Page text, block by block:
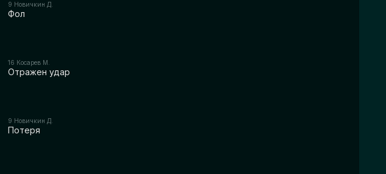
9 Новичкин Д.
Фол
16 Косарев М.
Отражен удар
9 Новичкин Д.
Потеря